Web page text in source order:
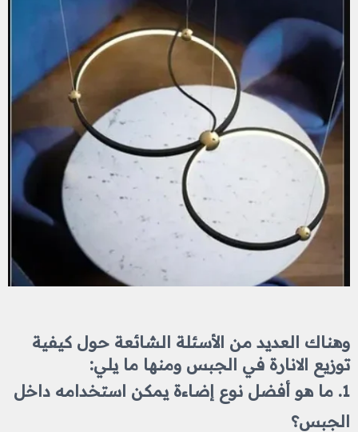
وهناك العديد من الأسئلة الشائعة حول كيفية
توزيع الانارة في الجبس ومنها ما يلي:
1. ما هو أفضل نوع إضاءة يمكن استخدامه داخل
الجبس؟